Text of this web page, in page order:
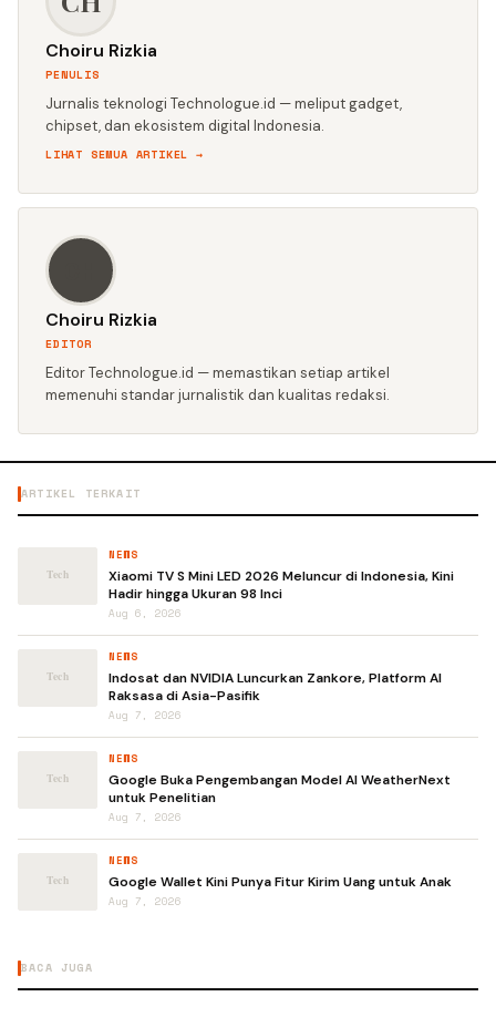
Choiru Rizkia
PENULIS
Jurnalis teknologi Technologue.id — meliput gadget,
chipset, dan ekosistem digital Indonesia.
LIHAT SEMUA ARTIKEL →
Choiru Rizkia
EDITOR
Editor Technologue.id — memastikan setiap artikel
memenuhi standar jurnalistik dan kualitas redaksi.
ARTIKEL TERKAIT
NEWS
Xiaomi TV S Mini LED 2026 Meluncur di Indonesia, Kini
Hadir hingga Ukuran 98 Inci
Aug 6, 2026
NEWS
Indosat dan NVIDIA Luncurkan Zankore, Platform AI
Raksasa di Asia-Pasifik
Aug 7, 2026
NEWS
Google Buka Pengembangan Model AI WeatherNext
untuk Penelitian
Aug 7, 2026
NEWS
Google Wallet Kini Punya Fitur Kirim Uang untuk Anak
Aug 7, 2026
BACA JUGA